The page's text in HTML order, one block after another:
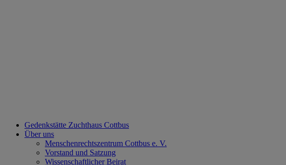
Gedenkstätte Zuchthaus Cottbus
Über uns
Menschenrechtszentrum Cottbus e. V.
Vorstand und Satzung
Wissenschaftlicher Beirat